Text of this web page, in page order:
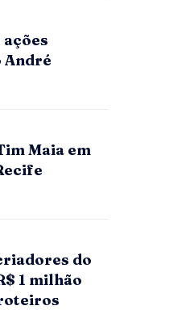
André
Maia em
do
1 milhão